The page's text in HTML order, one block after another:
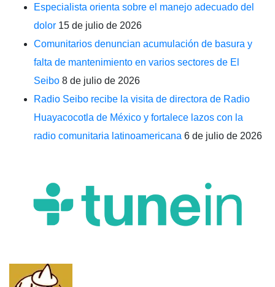
Especialista orienta sobre el manejo adecuado del
dolor 15 de julio de 2026
Comunitarios denuncian acumulación de basura y
falta de mantenimiento en varios sectores de El
Seibo 8 de julio de 2026
Radio Seibo recibe la visita de directora de Radio
Huayacocotla de México y fortalece lazos con la
radio comunitaria latinoamericana 6 de julio de 2026